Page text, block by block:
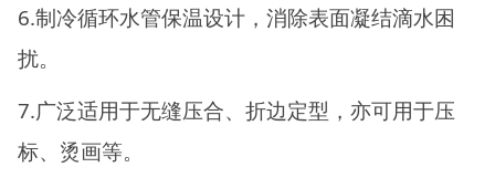
6.制冷循环水管保温设计，消除表面凝结滴水困
扰。
7.广泛适用于无缝压合、折边定型，亦可用于压
标、烫画等。